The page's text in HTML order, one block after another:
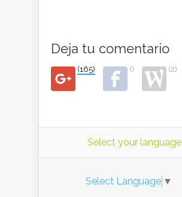
Deja tu comentario
(165) () (2)
Select your language
Select Language ▼